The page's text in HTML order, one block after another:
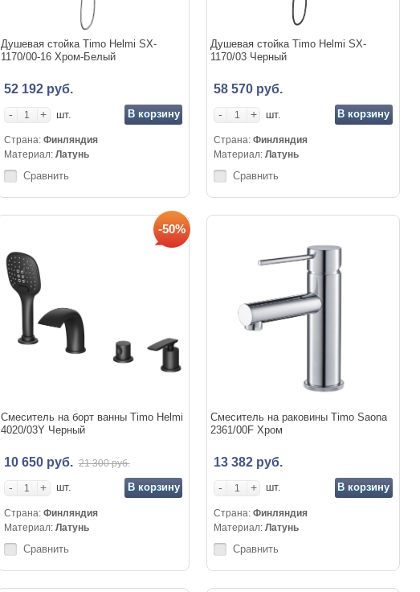
Душевая стойка Timo Helmi SX-
1170/00-16 Хром-Белый
52 192 руб.
- + шт. В корзину
Страна: Финляндия
Материал: Латунь
Сравнить
Душевая стойка Timo Helmi SX-
1170/03 Черный
58 570 руб.
- + шт. В корзину
Страна:Финляндия
Материал:Латунь
Сравнить
-50%
Смеситель на борт ванны Timo Helmi
4020/03Y Черный
10 650 руб. 21 300 руб.
- + шт. В корзину
Страна: Финляндия
Материал: Латунь
Сравнить
Смеситель на раковины Timo Saona
2361/00F Хром
13 382 руб.
- + шт. В корзину
Страна:Финляндия
Материал:Латунь
Сравнить